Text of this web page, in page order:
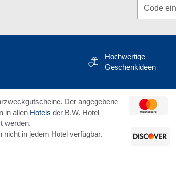
Hochwertige
Geschenkideen
Der angegebene
in allen Hotels der B.W. Hotel
werden.
nicht in jedem Hotel verfügbar.